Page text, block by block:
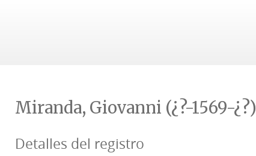
Miranda, Giovanni (¿?-1569-¿?)
Detalles del registro